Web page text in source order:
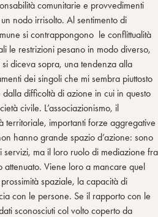
comunitarie e provvedimenti
nodo irrisolto. Al sentimento di
si contrappongono le conflittualità
le restrizioni pesano in modo diverso,
diceva sopra, una tendenza alla
dei singoli che mi sembra piuttosto
difficoltà di azione in cui in questo
civile. L’associazionismo, il
territoriale, importanti forze aggregative
hanno grande spazio d’azione: sono
servizi, ma il loro ruolo di mediazione fra
attenuato. Viene loro a mancare quel
spaziale, la capacità di
con le persone. Se il rapporto con le
sconosciuti col volto coperto da